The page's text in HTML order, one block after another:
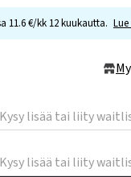
11.6 €/kk 12 kuukautta.
lisää tai liity
lisää tai liity